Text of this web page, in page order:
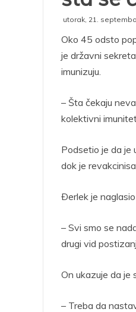
utorak, 21.
Oko 45 odsto
je državni
imunizuju.
– Šta čekaju
kolektivni
Podsetio je da je
dok je
Ðerlek je
– Svi smo se
drugi vid
On ukazuje da je
– Treba da